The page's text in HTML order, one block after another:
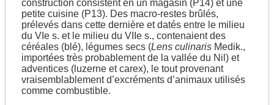
construction consistent en un magasin (P14) et une
petite cuisine (P13). Des macro-restes brûlés,
prélevés dans cette dernière et datés entre le milieu
du VIe s. et le milieu du VIIe s., contenaient des
céréales (blé), légumes secs (Lens culinarisMedik.,
importées très probablement de la vallée du Nil) et
adventices (luzerne et carex), le tout provenant
vraisemblablement d’excréments d’animaux utilisés
comme combustible.